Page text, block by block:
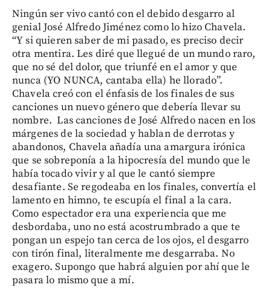
Ningún ser vivo cantó con el debido desgarro al
genial José Alfredo Jiménez como lo hizo Chavela.
“Y si quieren saber de mi pasado, es preciso decir
otra mentira. Les diré que llegué de un mundo raro,
que no sé del dolor, que triunfé en el amor y que
nunca (YO NUNCA, cantaba ella) he llorado”.
Chavela creó con el énfasis de los finales de sus
canciones un nuevo género que debería llevar su
nombre. Las canciones de José Alfredo nacen en los
márgenes de la sociedad y hablan de derrotas y
abandonos, Chavela añadía una amargura irónica
que se sobreponía a la hipocresía del mundo que le
había tocado vivir y al que le cantó siempre
desafiante. Se regodeaba en los finales, convertía el
lamento en himno, te escupía el final a la cara.
Como espectador era una experiencia que me
desbordaba, uno no está acostrumbrado a que te
pongan un espejo tan cerca de los ojos, el desgarro
con tirón final, literalmente me desgarraba. No
exagero. Supongo que habrá alguien por ahí que le
pasara lo mismo que a mí.